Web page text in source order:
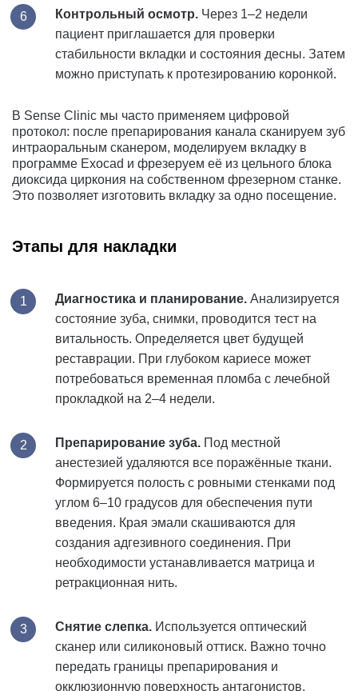
Контрольный осмотр. Через 1–2 недели
пациент приглашается для проверки
стабильности вкладки и состояния десны. Затем
можно приступать к протезированию коронкой.
В Sense Clinic мы часто применяем цифровой
протокол: после препарирования канала сканируем зуб
интраоральным сканером, моделируем вкладку в
программе Exocad и фрезеруем её из цельного блока
диоксида циркония на собственном фрезерном станке.
Это позволяет изготовить вкладку за одно посещение.
Этапы для накладки
Диагностика и планирование. Анализируется
состояние зуба, снимки, проводится тест на
витальность. Определяется цвет будущей
реставрации. При глубоком кариесе может
потребоваться временная пломба с лечебной
прокладкой на 2–4 недели.
Препарирование зуба. Под местной
анестезией удаляются все поражённые ткани.
Формируется полость с ровными стенками под
углом 6–10 градусов для обеспечения пути
введения. Края эмали скашиваются для
создания адгезивного соединения. При
необходимости устанавливается матрица и
ретракционная нить.
Снятие слепка. Используется оптический
сканер или силиконовый оттиск. Важно точно
передать границы препарирования и
окклюзионную поверхность антагонистов.